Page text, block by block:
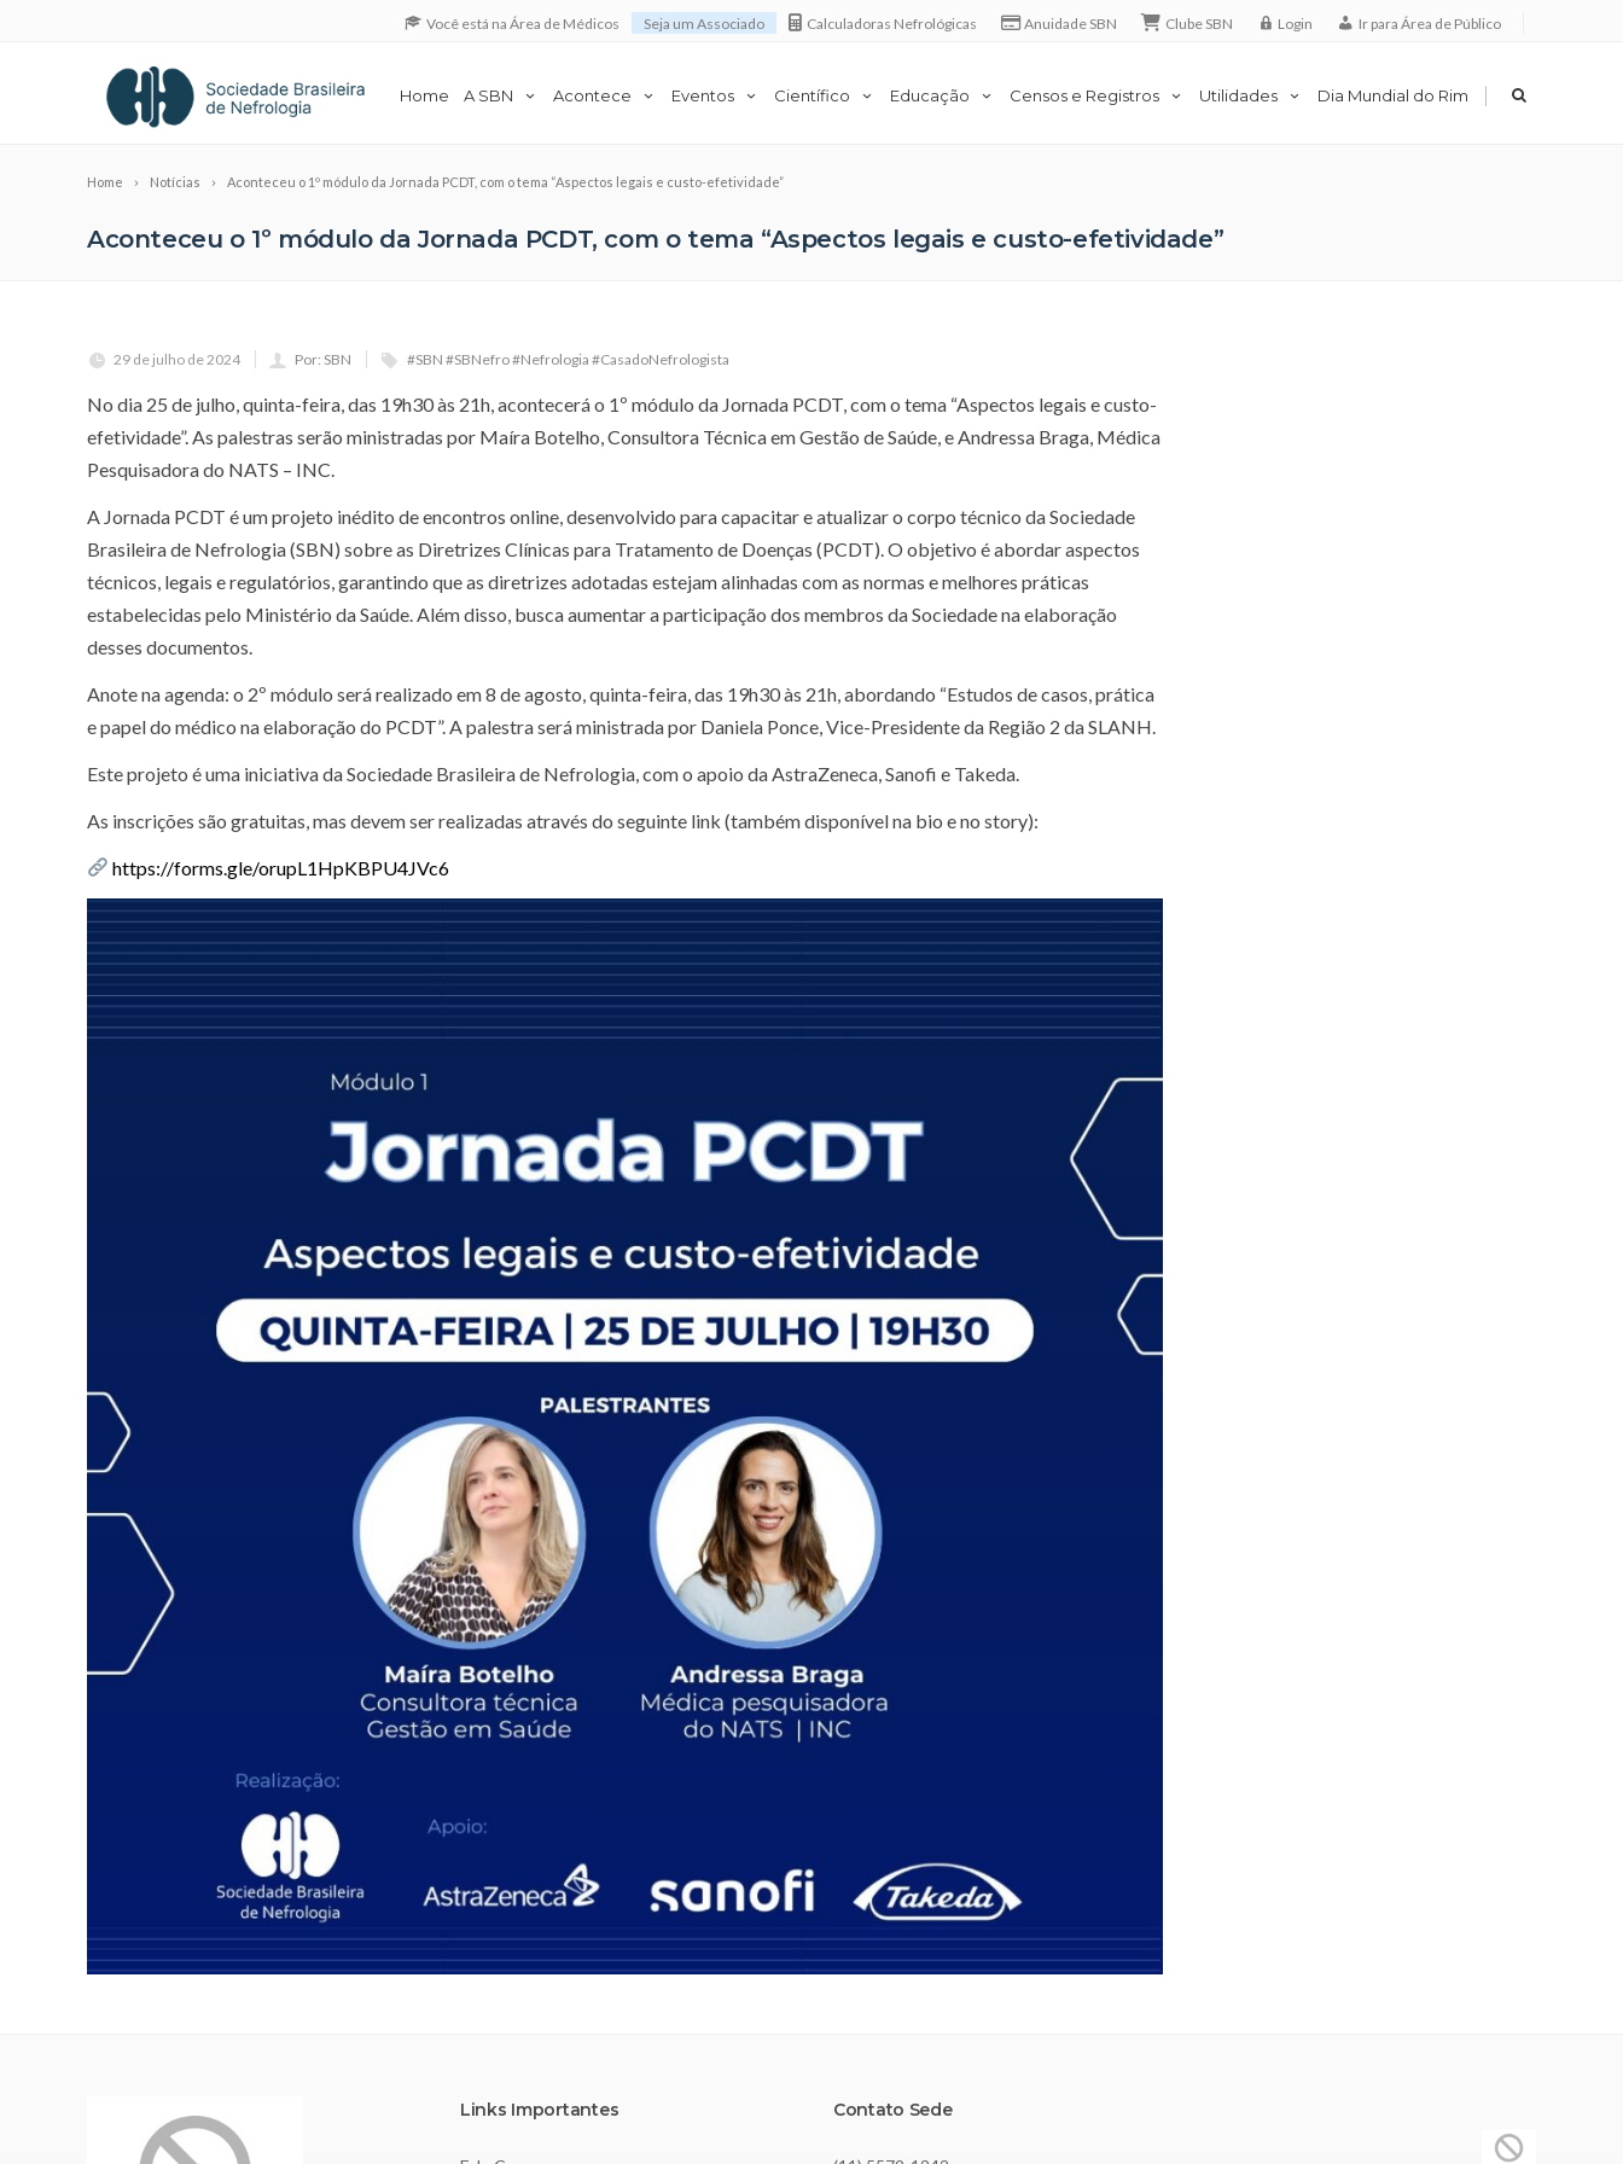
Você está na Área de Médicos Seja um Associado Calculadoras Nefrológicas Anuidade SBN Clube SBN Login Ir para Área de Público
Home A SBN Acontece Eventos Científico Educação Censos e Registros Utilidades Dia Mundial do Rim |
Home Notícias Aconteceu o 1º módulo da Jornada PCDT, com o tema “Aspectos legais e custo-efetividade”
Aconteceu o 1º módulo da Jornada PCDT, com o tema “Aspectos legais e custo-efetividade”
29 de julho de 2024 Por: SBN #SBN #SBNefro #Nefrologia #CasadoNefrologista
No dia 25 de julho, quinta-feira, das 19h30 às 21h, acontecerá o 1º módulo da Jornada PCDT, com o tema “Aspectos legais e custo-
efetividade”. As palestras serão ministradas por Maíra Botelho, Consultora Técnica em Gestão de Saúde, e Andressa Braga, Médica
Pesquisadora do NATS – INC.
A Jornada PCDT é um projeto inédito de encontros online, desenvolvido para capacitar e atualizar o corpo técnico da Sociedade
Brasileira de Nefrologia (SBN) sobre as Diretrizes Clínicas para Tratamento de Doenças (PCDT). O objetivo é abordar aspectos
técnicos, legais e regulatórios, garantindo que as diretrizes adotadas estejam alinhadas com as normas e melhores práticas
estabelecidas pelo Ministério da Saúde. Além disso, busca aumentar a participação dos membros da Sociedade na elaboração
desses documentos.
Anote na agenda: o 2º módulo será realizado em 8 de agosto, quinta-feira, das 19h30 às 21h, abordando “Estudos de casos, prática
e papel do médico na elaboração do PCDT”. A palestra será ministrada por Daniela Ponce, Vice-Presidente da Região 2 da SLANH.
Este projeto é uma iniciativa da Sociedade Brasileira de Nefrologia, com o apoio da AstraZeneca, Sanofi e Takeda.
As inscrições são gratuitas, mas devem ser realizadas através do seguinte link (também disponível na bio e no story):
https://forms.gle/orupL1HpKBPU4JVc6
Links Importantes Contato Sede